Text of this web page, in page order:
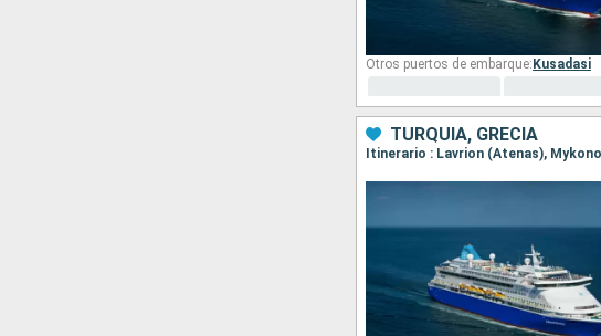
Otros puertos de embarque: Kusadasi
TURQUÍA, GRECIA
Itinerario : Lavrion (Atenas),